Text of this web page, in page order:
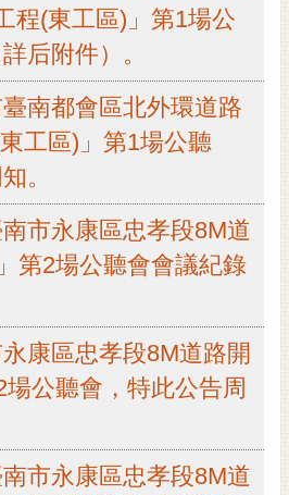
程(東工區)」第1場公
后附件）。
南都會區北外環道路
工區)」第1場公聽
。
市永康區忠孝段8M道
第2場公聽會會議紀錄
康區忠孝段8M道路開
公聽會，特此公告周
市永康區忠孝段8M道